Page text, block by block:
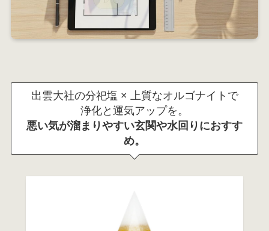
出雲大社の分祀塩 × 上質なオルゴナイトで
浄化と運気アップを。
悪い気が溜まりやすい玄関や水回りにおすす
め。